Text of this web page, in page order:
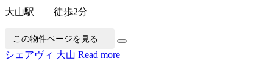
大山駅 徒歩2分
この物件ページを見る
シェアヴィ 大山 Read more